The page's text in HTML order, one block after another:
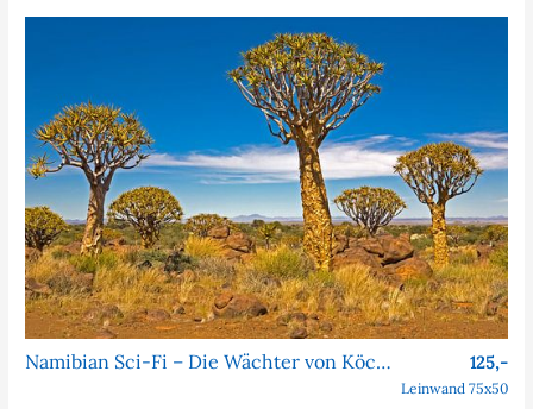
Namibian Sci-Fi – Die Wächter von Köcher Prime 125,-
Leinwand 75x50